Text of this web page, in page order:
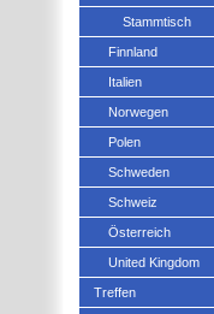
Stammtisch
Finnland
Italien
Norwegen
Polen
Schweden
Schweiz
Österreich
United Kingdom
Treffen